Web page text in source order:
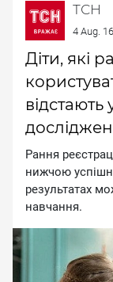
ТСН
4 Aug.
Діти, які
Рання
нижчою
результатах
навчання.